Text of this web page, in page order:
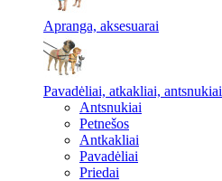
Apranga, aksesuarai
Pavadėliai, atkakliai, antsnukiai
Antsnukiai
Petnešos
Antkakliai
Pavadėliai
Priedai